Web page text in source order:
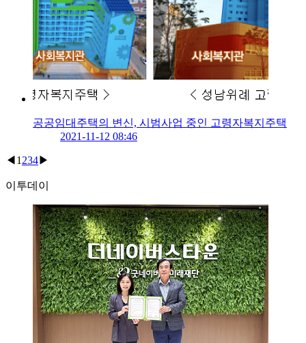
공공임대주택의 변신, 시범사업 중인 고령자복지주택
2021-11-12 08:46
◀ 1 234▶
이투데이